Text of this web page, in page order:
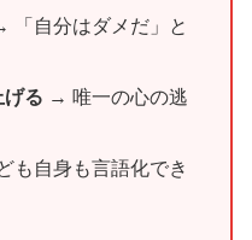
「自分はダメだ」と
る → 唯一の心の逃
も自身も言語化でき